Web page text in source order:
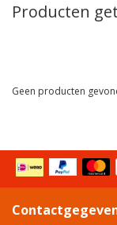
Producten
Geen producten